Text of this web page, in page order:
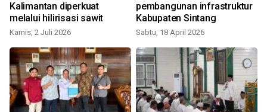
Kalimantan diperkuat
melalui hilirisasi sawit
Kamis, 2 Juli 2026
pembangunan infrastruktur
Kabupaten Sintang
Sabtu, 18 April 2026